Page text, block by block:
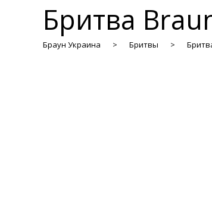
Бритва
Браун Украина Бритвы